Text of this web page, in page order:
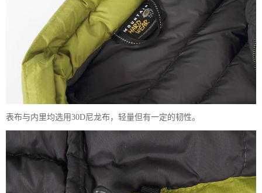
表布与内里均选用30D尼龙布，轻量但有一定的韧性。